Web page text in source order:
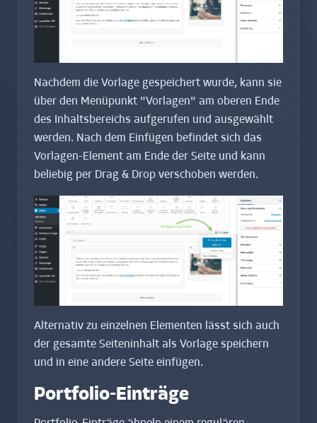
Nachdem die Vorlage gespeichert wurde, kann sie
über den Menüpunkt "Vorlagen" am oberen Ende
des Inhaltsbereichs aufgerufen und ausgewählt
werden. Nach dem Einfügen befindet sich das
Vorlagen-Element am Ende der Seite und kann
beliebig per Drag & Drop verschoben werden.
Alternativ zu einzelnen Elementen lässt sich auch
der gesamte Seiteninhalt als Vorlage speichern
und in eine andere Seite einfügen.
Portfolio-Einträge